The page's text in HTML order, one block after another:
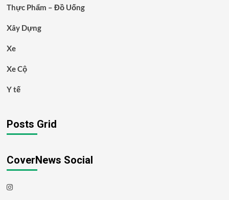
Thực Phẩm – Đồ Uống
Xây Dựng
Xe
Xe Cộ
Y tế
Posts Grid
CoverNews Social
Instagram